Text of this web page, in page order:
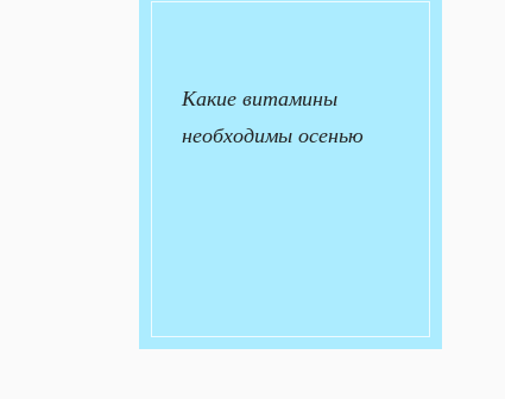
Какие витамины
необходимы осенью